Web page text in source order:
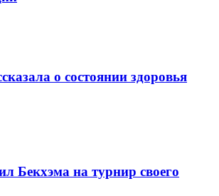
о состоянии здоровья
Бекхэма на турнир своего